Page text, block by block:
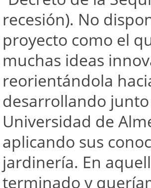
recesión). No
proyecto como el
muchas ideas
reorientándola
desarrollando
Universidad de
aplicando sus
jardinería. En
terminado y